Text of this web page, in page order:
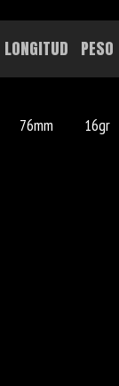
LONGITUD PESO
76mm 16gr